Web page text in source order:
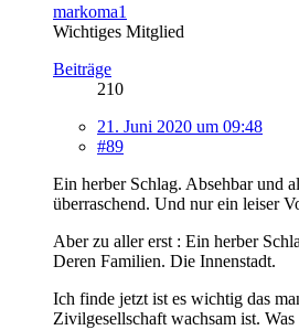
markoma1
Wichtiges Mitglied
Beiträge
210
21. Juni 2020 um 09:48
#89
Ein herber Schlag. Absehbar und
überraschend. Und nur ein leiser
Aber zu aller erst : Ein herber
Deren Familien. Die Innenstadt.
Ich finde jetzt ist es wichtig das
Zivilgesellschaft wachsam ist.